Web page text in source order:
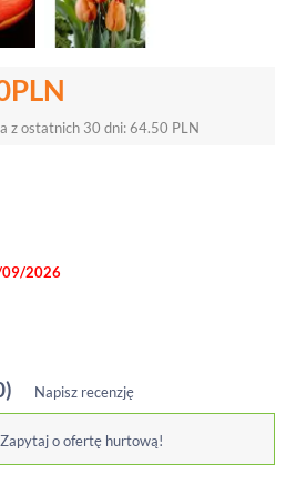
PLN
z ostatnich 30 dni:64.50 PLN
09/2026
Napisz recenzję
o ofertę hurtową!